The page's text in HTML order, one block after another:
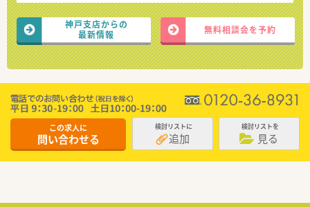
神戸支店からの
最新情報
無料相談会を予約
この求人に
問い合わせる
検討リストに
追加
検討リストを
見る